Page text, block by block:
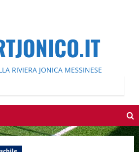
RIVIERA JONICA MESSINESE